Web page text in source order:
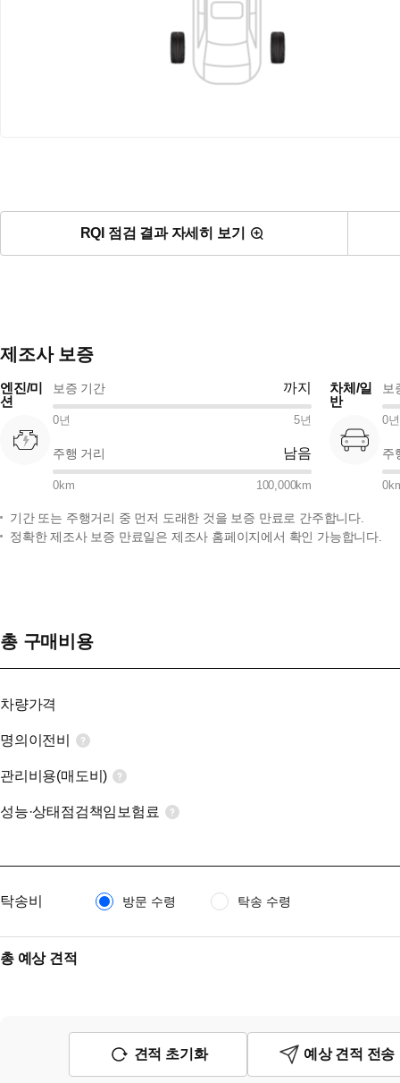
RQI 점검 결과 자세히 보기
제조사 보증
엔진/미
션
보증 기간 까지
0년 5년
주행 거리 남음
0km 100,000km
차체/일
반
보
0년
주
0
기간 또는 주행거리 중 먼저 도래한 것을 보증 만료로 간주합니다.
정확한 제조사 보증 만료일은 제조사 홈페이지에서 확인 가능합니다.
총 구매비용
차량가격
명의이전비
관리비용(매도비)
성능·상태점검책임보험료
탁송비 방문 수령 탁송 수령
총 예상 견적
견적 초기화 예상 견적 전송